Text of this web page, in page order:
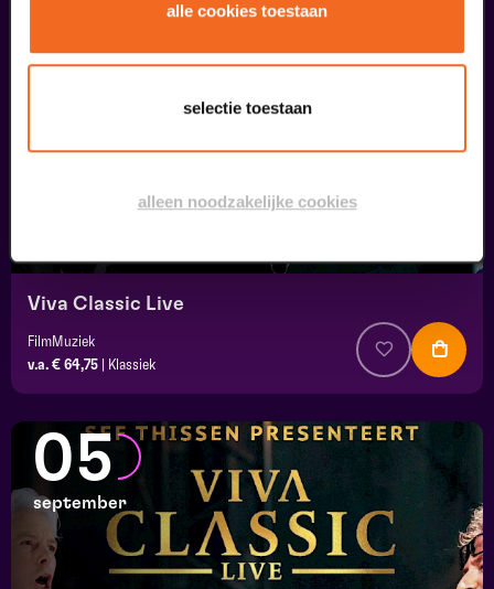
alle cookies toestaan
selectie toestaan
alleen noodzakelijke cookies
Viva Classic Live
FilmMuziek
v.a. € 64,75
Klassiek
05
september